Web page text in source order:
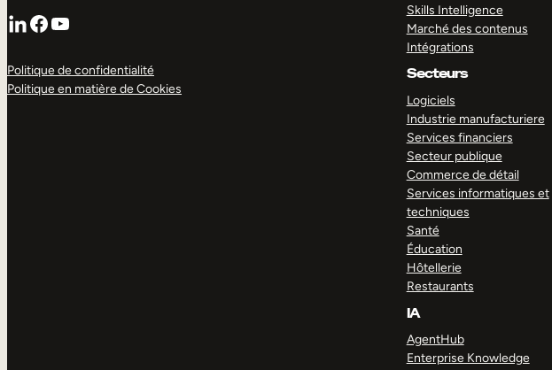
LinkedIn
Facebook
YouTube
Politique de confidentialité
Politique en matière de Cookies
Skills Intelligence
Marché des contenus
Intégrations
Secteurs
Logiciels
Industrie manufacturiere
Services financiers
Secteur publique
Commerce de détail
Services informatiques et
techniques
Santé
Éducation
Hôtellerie
Restaurants
IA
AgentHub
Enterprise Knowledge